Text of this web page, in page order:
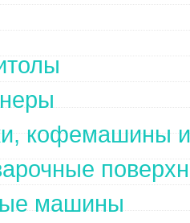
кофемашины
машины